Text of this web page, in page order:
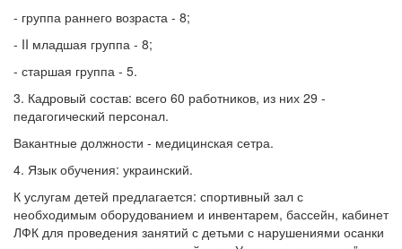
- группа раннего возраста - 8;
- II младшая группа - 8;
- старшая группа - 5.
3. Кадровый состав: всего 60 работников, из них 29 -
педагогический персонал.
Вакантные должности - медицинская сетра.
4. Язык обучения: украинский.
К услугам детей предлагается: спортивный зал с
необходимым оборудованием и инвентарем, бассейн, кабинет
ЛФК для проведения занятий с детьми с нарушениями осанки